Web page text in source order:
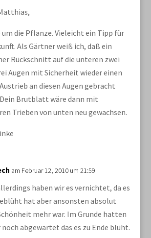
um die Pflanze. Vieleicht ein Tipp für
Als Gärtner weiß ich, daß ein
Rückschnitt auf die unteren zwei
Augen mit Sicherheit wieder einen
an diesen Augen gebracht
Brutblatt wäre dann mit
Trieben von unten neu gewachsen.
am Februar 12, 2010 um 21:59
haben wir es vernichtet, da es
hat aber ansonsten absolut
mehr war. Im Grunde hatten
abgewartet das es zu Ende blüht.